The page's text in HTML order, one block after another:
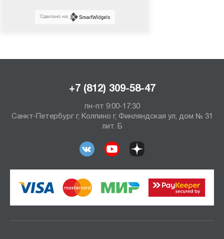
Сделано на
+7 (812) 309-58-47
пн-пт 9:00-17:30
Санкт-Петербург г, Колпино г, Финляндская ул, дом № 31
лит. Б